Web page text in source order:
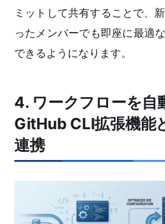
ミットして共有することで、
ったメンバーでも即座に最適
できるようになります。
4. ワークフローを自
GitHub CLI拡張機能
連携